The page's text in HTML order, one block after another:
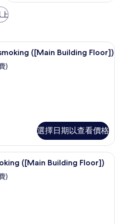
上
低過敏寢具、羽絨被、筆電工作空間
([Main Building Floor])
)
選擇日期以查看價格
低過敏寢具、羽絨被、筆電工作空間
([Main Building Floor])
)